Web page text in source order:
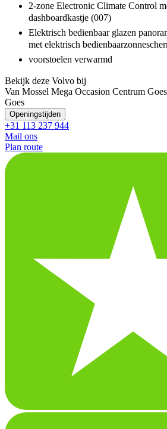
2-zone Electronic Climate Control
dashboardkastje (007)
Elektrisch bedienbaar glazen
met elektrisch
voorstoelen verwarmd
Bekijk deze Volvo bij
Van Mossel Mega Occasion Centrum Goes
Goes
Openingstijden
+31 113 237 944
Mail ons
Plan route